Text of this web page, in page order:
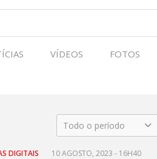
VÍDEOS FOTOS
Todo o período
DIGITAIS 10 AGOSTO, 2023 - 16H40